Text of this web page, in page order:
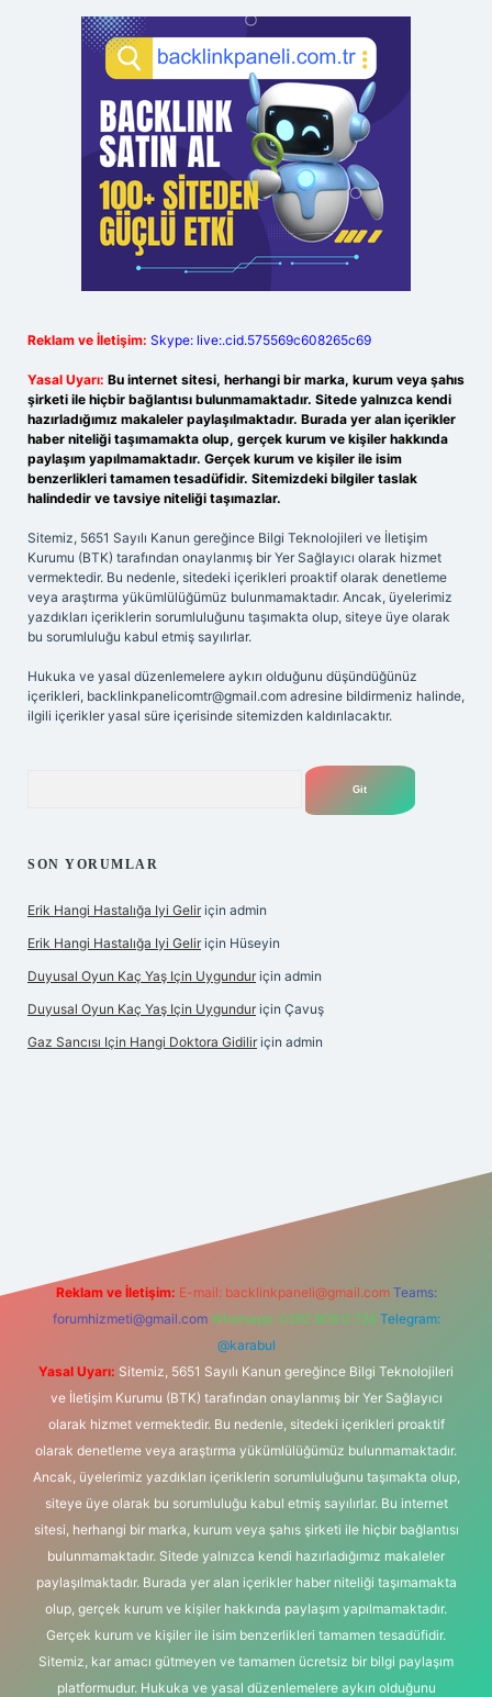
Reklam ve İletişim: Skype: live:.cid.575569c608265c69
Yasal Uyarı: Bu internet sitesi, herhangi bir marka, kurum veya şahıs
şirketi ile hiçbir bağlantısı bulunmamaktadır. Sitede yalnızca kendi
hazırladığımız makaleler paylaşılmaktadır. Burada yer alan içerikler
haber niteliği taşımamakta olup, gerçek kurum ve kişiler hakkında
paylaşım yapılmamaktadır. Gerçek kurum ve kişiler ile isim
benzerlikleri tamamen tesadüfidir. Sitemizdeki bilgiler taslak
halindedir ve tavsiye niteliği taşımazlar.
Sitemiz, 5651 Sayılı Kanun gereğince Bilgi Teknolojileri ve İletişim
Kurumu (BTK) tarafından onaylanmış bir Yer Sağlayıcı olarak hizmet
vermektedir. Bu nedenle, sitedeki içerikleri proaktif olarak denetleme
veya araştırma yükümlülüğümüz bulunmamaktadır. Ancak, üyelerimiz
yazdıkları içeriklerin sorumluluğunu taşımakta olup, siteye üye olarak
bu sorumluluğu kabul etmiş sayılırlar.
Hukuka ve yasal düzenlemelere aykırı olduğunu düşündüğünüz
içerikleri, backlinkpanelicomtr@gmail.com adresine bildirmeniz halinde,
ilgili içerikler yasal süre içerisinde sitemizden kaldırılacaktır.
SON YORUMLAR
Erik Hangi Hastalığa Iyi Gelir için admin
Erik Hangi Hastalığa Iyi Gelir için Hüseyin
Duyusal Oyun Kaç Yaş Için Uygundur için admin
Duyusal Oyun Kaç Yaş Için Uygundur için Çavuş
Gaz Sancısı Için Hangi Doktora Gidilir için admin
Reklam ve İletişim: E-mail: backlinkpaneli@gmail.com Teams:
forumhizmeti@gmail.com Whatsapp: 0262 606 0 726 Telegram:
@karabul
Yasal Uyarı: Sitemiz, 5651 Sayılı Kanun gereğince Bilgi Teknolojileri
ve İletişim Kurumu (BTK) tarafından onaylanmış bir Yer Sağlayıcı
olarak hizmet vermektedir. Bu nedenle, sitedeki içerikleri proaktif
olarak denetleme veya araştırma yükümlülüğümüz bulunmamaktadır.
Ancak, üyelerimiz yazdıkları içeriklerin sorumluluğunu taşımakta olup,
siteye üye olarak bu sorumluluğu kabul etmiş sayılırlar. Bu internet
sitesi, herhangi bir marka, kurum veya şahıs şirketi ile hiçbir bağlantısı
bulunmamaktadır. Sitede yalnızca kendi hazırladığımız makaleler
paylaşılmaktadır. Burada yer alan içerikler haber niteliği taşımamakta
olup, gerçek kurum ve kişiler hakkında paylaşım yapılmamaktadır.
Gerçek kurum ve kişiler ile isim benzerlikleri tamamen tesadüfidir.
Sitemiz, kar amacı gütmeyen ve tamamen ücretsiz bir bilgi paylaşım
platformudur. Hukuka ve yasal düzenlemelere aykırı olduğunu